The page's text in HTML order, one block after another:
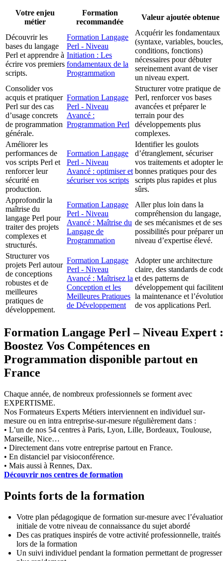
Votre enjeu
métier
Formation
recommandée
Valeur ajoutée obtenue
Découvrir les
bases du langage
Perl et apprendre à
écrire vos premiers
scripts.
Formation Langage
Perl - Niveau
Initiation : Les
fondamentaux de la
Programmation
Acquérir les fondamentaux
(syntaxe, variables, boucles,
conditions, fonctions)
nécessaires pour débuter
sereinement avant de viser
un niveau expert.
Consolider vos
acquis et pratiquer
Perl sur des cas
d’usage concrets
de programmation
générale.
Formation Langage
Perl - Niveau
Avancé :
Programmation Perl
Structurer votre pratique de
Perl, renforcer vos bases
avancées et préparer le
terrain pour des
développements plus
complexes.
Améliorer les
performances de
vos scripts Perl et
renforcer leur
sécurité en
production.
Formation Langage
Perl - Niveau
Avancé : optimiser et
sécuriser vos scripts
Identifier les goulots
d’étranglement, sécuriser
vos traitements et adopter
bonnes pratiques pour des
scripts plus rapides et plus
sûrs.
Approfondir la
maîtrise du
langage Perl pour
traiter des projets
complexes et
structurés.
Formation Langage
Perl - Niveau
Avancé : Maîtrise du
Langage de
Programmation
Aller plus loin dans la
compréhension du langage,
de ses mécanismes et de ses
possibilités pour préparer un
niveau d’expertise élevé.
Structurer vos
projets Perl autour
de conceptions
robustes et de
meilleures
pratiques de
développement.
Formation Langage
Perl - Niveau
Avancé : Maîtrisez la
Conception et les
Meilleures Pratiques
de Développement
Adopter une architecture
claire, des standards de
et des patterns de
développement qui facilitent
la maintenance et
de vos applications Perl.
Formation Langage Perl – Niveau Expert :
Boostez Vos Compétences en
Programmation disponible partout en
France
Chaque année, de nombreux professionnels se forment avec
EXPERTISME.
Nos Formateurs Experts Métiers interviennent en individuel sur-
mesure ou en intra entreprise-sur-mesure régulièrement dans :
• L’un de nos 54 centres à Paris, Lyon, Lille, Bordeaux, Toulouse,
Marseille, Nice…
• Directement dans votre entreprise partout en France.
• En distanciel par visioconférence.
• Mais aussi à Rennes, Dax.
Découvrir nos centres de formation
Points forts de la formation
Votre plan pédagogique de formation sur-mesure avec
initiale de votre niveau de connaissance du sujet abordé
Des cas pratiques inspirés de votre activité professionnelle, traités
lors de la formation
Un suivi individuel pendant la formation permettant de progresser